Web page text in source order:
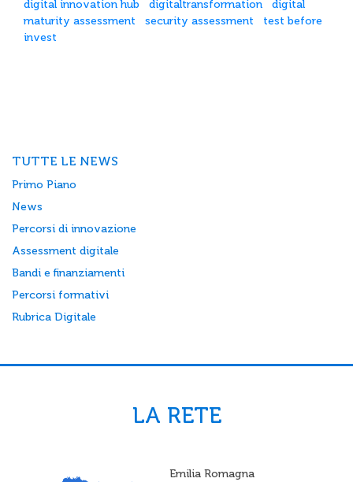
digital innovation hub digitaltransformation
digital
maturity assessment
security assessment
test before
invest
TUTTE LE NEWS
Primo Piano
News
Percorsi di innovazione
Assessment digitale
Bandi e finanziamenti
Percorsi formativi
Rubrica Digitale
LA RETE
Emilia Romagna